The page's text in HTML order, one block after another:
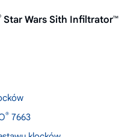
Star Wars Sith Infiltrator™
® 7663